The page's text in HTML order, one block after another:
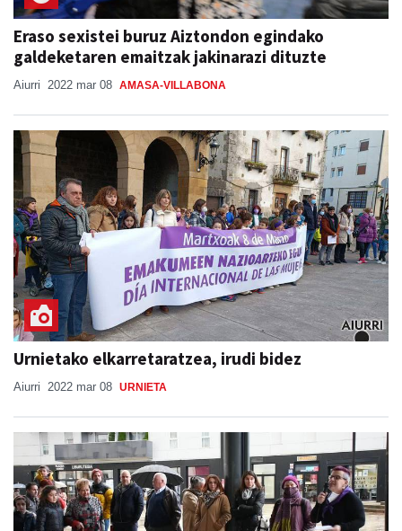
Eraso sexistei buruz Aiztondon egindako
galdeketaren emaitzak jakinarazi dituzte
Aiurri 2022 mar 08 AMASA-VILLABONA
Urnietako elkarretaratzea, irudi bidez
Aiurri 2022 mar 08 URNIETA